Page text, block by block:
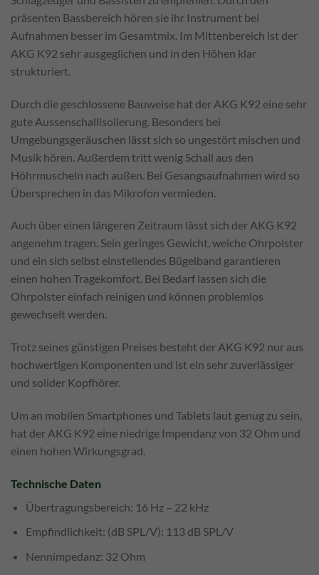
präsenten Bassbereich hören sie ihr Instrument bei
Aufnahmen besser im Gesamtmix. Im Mittenbereich ist der
AKG K92 sehr ausgeglichen und in den Höhen klar
strukturiert.
Durch die geschlossene Bauweise hat der AKG K92 eine sehr
gute Aussenschallisolierung. Besonders bei
Umgebungsgeräuschen lässt sich so ungestört mischen und
Musik hören. Außerdem tritt wenig Schall aus den
Höhrmuscheln nach außen. Bei Gesangsaufnahmen wird so
Übersprechen in das Mikrofon vermieden.
Auch über einen längeren Zeitraum lässt sich der AKG K92
angenehm tragen. Sein geringes Gewicht, weiche Ohrpolster
und ein sich selbst einstellendes Bügelband garantieren
einen hohen Tragekomfort. Bei Bedarf lassen sich die
Ohrpolster einfach reinigen und können problemlos
gewechselt werden.
Trotz seines günstigen Preises besteht der AKG K92 nur aus
hochwertigen Komponenten und ist ein sehr zuverlässiger
und solider Kopfhörer.
Um an mobilen Smartphones und Tablets laut genug zu sein,
hat der AKG K92 eine niedrige Impendanz von 32 Ohm und
einen hohen Wirkungsgrad.
Technische Daten
Übertragungsbereich: 16 Hz – 22 kHz
Empfindlichkeit: (dB SPL/V): 113 dB SPL/V
Nennimpedanz: 32 Ohm